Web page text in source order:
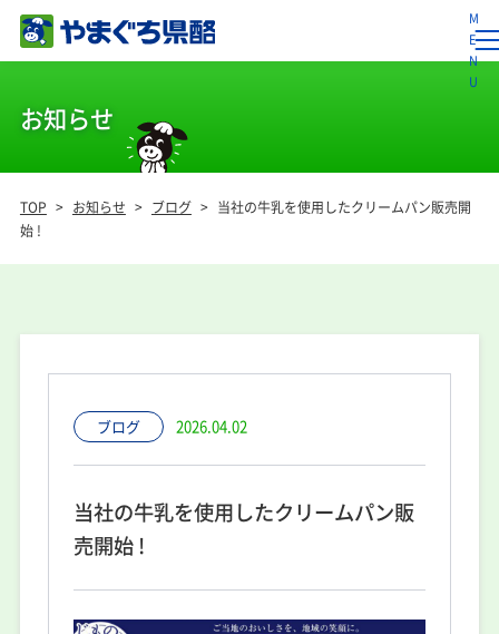
お知らせ
TOP > お知らせ > ブログ > 当社の牛乳を使用したクリームパン販売開
始 !
ブログ 2026.04.02
当社の牛乳を使用したクリームパン販
売開始 !